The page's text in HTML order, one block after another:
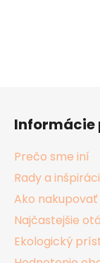
Informácie
Prečo sme iní
Rady a
Ako nakupovať
Najčastejšie
Ekologický